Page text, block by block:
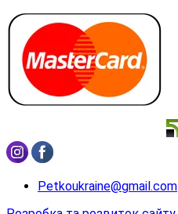
Petkoukraine@gmail.com